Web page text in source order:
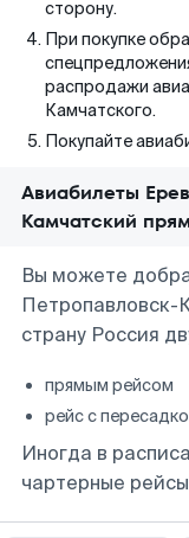
сторону.
При покупке
распродажи
Камчатского.
Покупайте
Авиабилеты
Камчатский
Вы можете
Петропавловск-
страну Россия
прямым рейсом
рейс с
Иногда в
чартерные